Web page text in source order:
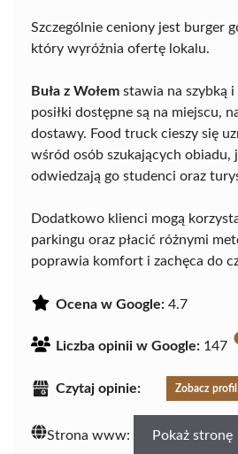
Szczególnie ceniony jest burger
który wyróżnia ofertę lokalu.
Buła z Wołem stawia na szybką i
posiłki dostępne są na miejscu,
dostawy. Food truck cieszy się
wśród osób szukających obiadu,
odwiedzają go studenci oraz
Dodatkowo klienci mogą
parkingu oraz płacić różnymi
poprawia komfort i zachęca do
Ocena w Google: 4.7
Liczba opinii w Google: 147
Czytaj opinie: Zobacz profil
Strona www: Pokaż stronę